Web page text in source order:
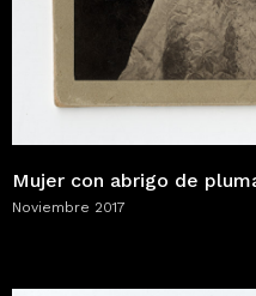
Mujer con abrigo de
Noviembre 2017